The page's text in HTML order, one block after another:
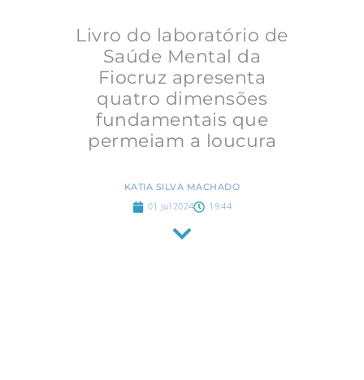
Livro do laboratório de
Saúde Mental da
Fiocruz apresenta
quatro dimensões
fundamentais que
permeiam a loucura
KATIA SILVA MACHADO
01 jul 2024 19:44